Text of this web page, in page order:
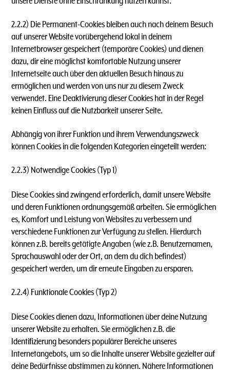
2.2.2) Die Permanent-Cookies bleiben auch nach deinem Besuch
auf unserer Website vorübergehend lokal in deinem
Internetbrowser gespeichert (temporäre Cookies) und dienen
dazu, dir eine möglichst komfortable Nutzung unserer
Internetseite auch über den aktuellen Besuch hinaus zu
ermöglichen und werden von uns nur zu diesem Zweck
verwendet. Eine Deaktivierung dieser Cookies hat in der Regel
keinen Einfluss auf die Nutzbarkeit unserer Seite.
Abhängig von ihrer Funktion und ihrem Verwendungszweck
können Cookies in die folgenden Kategorien eingeteilt werden:
2.2.3) Notwendige Cookies (Typ 1)
Diese Cookies sind zwingend erforderlich, damit unsere Website
und deren Funktionen ordnungsgemäß arbeiten. Sie ermöglichen
es, Komfort und Leistung von Websites zu verbessern und
verschiedene Funktionen zur Verfügung zu stellen. Hierdurch
können z.B. bereits getätigte Angaben (wie z.B. Benutzernamen,
Sprachauswahl oder der Ort, an dem du dich befindest)
gespeichert werden, um dir erneute Eingaben zu ersparen.
2.2.4) Funktionale Cookies (Typ 2)
Diese Cookies dienen dazu, Informationen über deine Nutzung
unserer Website zu erhalten. Sie ermöglichen z.B. die
Identifizierung besonders populärer Bereiche unseres
Internetangebots, um so die Inhalte unserer Website gezielter auf
deine Bedürfnisse abstimmen zu können. Nähere Informationen